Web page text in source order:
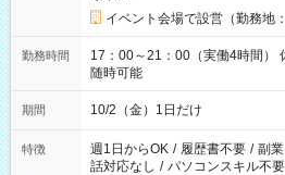
イベント会場で設営（勤務地
勤務時間
17：00～21：00（実働4時間） 休憩 なし トイレ・水分補給は
随時可能
期間 10/2（金）1日だけ
特徴 週1日からOK / 履歴書不要 / 副
話対応なし / パソコンスキル不要